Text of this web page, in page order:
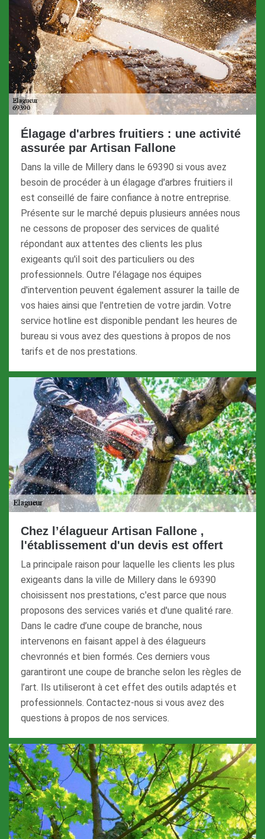
Élagage d'arbres fruitiers : une activité
assurée par Artisan Fallone
Dans la ville de Millery dans le 69390 si vous avez
besoin de procéder à un élagage d'arbres fruitiers il
est conseillé de faire confiance à notre entreprise.
Présente sur le marché depuis plusieurs années nous
ne cessons de proposer des services de qualité
répondant aux attentes des clients les plus
exigeants qu'il soit des particuliers ou des
professionnels. Outre l'élagage nos équipes
d'intervention peuvent également assurer la taille de
vos haies ainsi que l'entretien de votre jardin. Votre
service hotline est disponible pendant les heures de
bureau si vous avez des questions à propos de nos
tarifs et de nos prestations.
Chez l’élagueur Artisan Fallone ,
l'établissement d'un devis est offert
La principale raison pour laquelle les clients les plus
exigeants dans la ville de Millery dans le 69390
choisissent nos prestations, c'est parce que nous
proposons des services variés et d'une qualité rare.
Dans le cadre d’une coupe de branche, nous
intervenons en faisant appel à des élagueurs
chevronnés et bien formés. Ces derniers vous
garantiront une coupe de branche selon les règles de
l’art. Ils utiliseront à cet effet des outils adaptés et
professionnels. Contactez-nous si vous avez des
questions à propos de nos services.